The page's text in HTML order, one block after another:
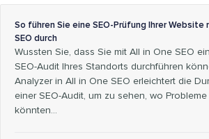
So führen Sie eine SEO-Prüfung Ihrer Website
SEO durch
Wussten Sie, dass Sie mit All in One SEO
SEO-Audit Ihres Standorts durchführen
Analyzer in All in One SEO erleichtert die
einer SEO-Audit, um zu sehen, wo
könnten...